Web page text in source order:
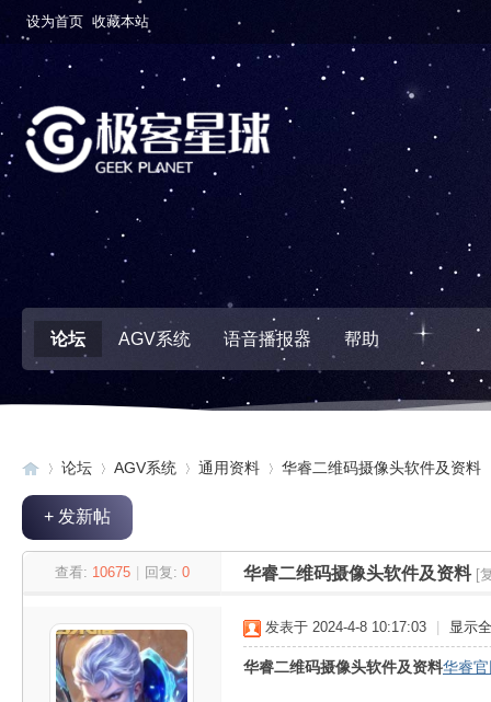
设为首页 收藏本站
论坛 AGV系统 语音播报器 帮助
论坛 AGV系统 通用资料 华睿二维码摄像头软件及资料
+ 发新帖
查看: 10675 回复: 0 华睿二维码摄像头软件及资料 [
发表于 2024-4-8 10:17:03 显示
华睿二维码摄像头软件及资料华睿